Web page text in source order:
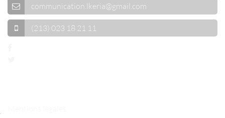
communication.lkeria@gmail.com
(213) 023 18 21 11